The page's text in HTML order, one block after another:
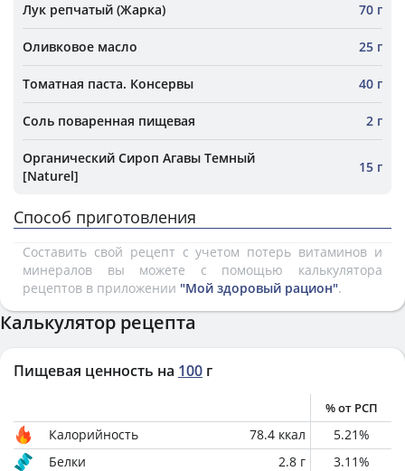
Лук репчатый (Жарка) 70 г
Оливковое масло 25 г
Томатная паста. Консервы 40 г
Соль поваренная пищевая 2 г
Органический Сироп Агавы Темный
[Naturel]
15 г
Способ приготовления
Составить свой рецепт с учетом потерь витаминов и
минералов вы можете с помощью калькулятора
рецептов в приложении "Мой здоровый рацион".
Калькулятор рецепта
Пищевая ценность на 100 г
% от РСП
Калорийность 78.4 ккал 5.21%
Белки
2.8 г 3.11%